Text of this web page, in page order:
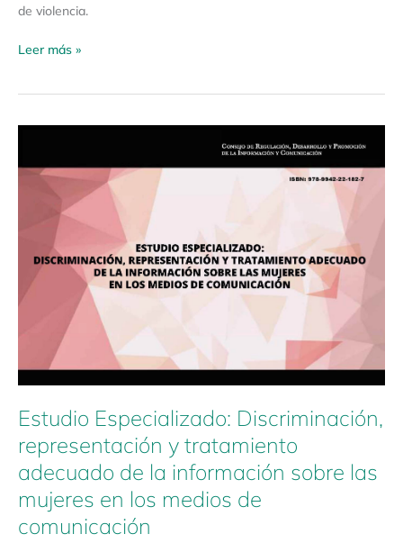
de violencia.
Leer más »
Estudio Especializado: Discriminación,
representación y tratamiento
adecuado de la información sobre las
mujeres en los medios de
comunicación
Discriminación,
representación
tratamiento
adecuado
la
información
mujeres
los
medios
de
comunicación